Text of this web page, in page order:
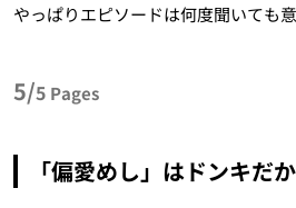
やっぱりエピソードは何度聞いても
5/5 Pages
「偏愛めし」はドンキだ